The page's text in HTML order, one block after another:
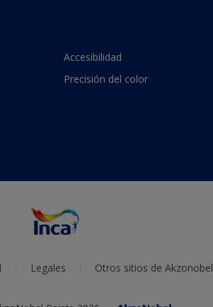
Accesibilidad
Precisión del color
Legales Otros sitios de Akzonobel